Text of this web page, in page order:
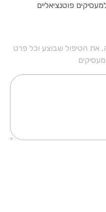
פוטנציאליים
את הטיפול שבוצע וכל פרט